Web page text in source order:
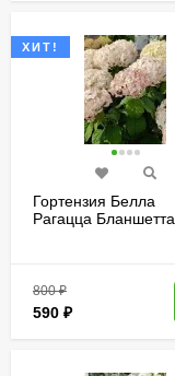
ХИТ!
Гортензия Белла
Рагацца Бланшетта
800₽
590 ₽